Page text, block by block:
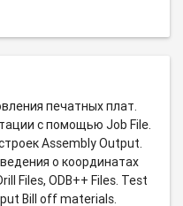
печатных плат.
с помощью Job File.
Assembly Output.
о координатах
Files, ODB++ Files. Test
Bill off materials.